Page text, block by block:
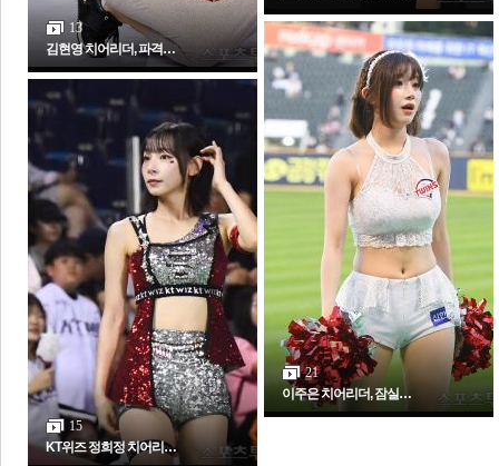
13
김현영 치어리더, 파격…
15
KT위즈 정희정 치어리…
21
이주은 치어리더, 잠실…